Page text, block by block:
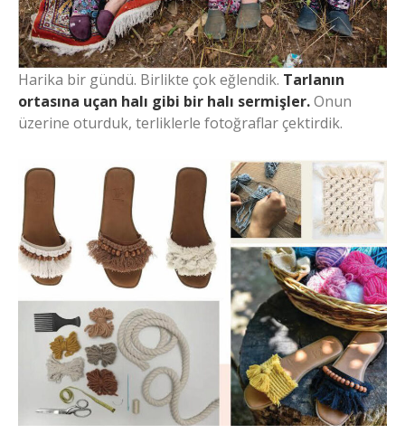
Harika bir gündü. Birlikte çok eğlendik. Tarlanın
ortasına uçan halı gibi bir halı sermişler.Onun
üzerine oturduk, terliklerle fotoğraflar çektirdik.